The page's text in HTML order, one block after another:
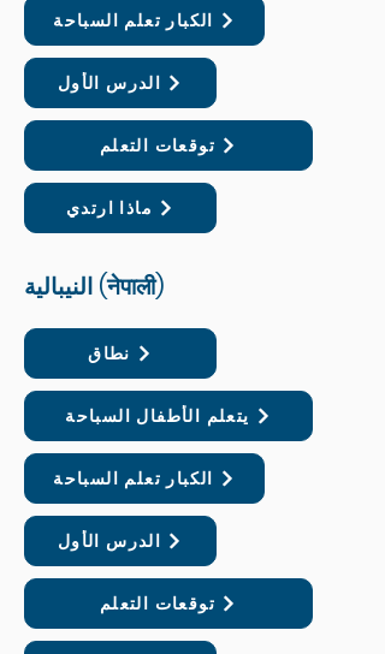
الكبار تعلم السباحة
الدرس الأول
توقعات التعلم
ماذا ارتدي
النيبالية (नेपाली)
نطاق
يتعلم الأطفال السباحة
الكبار تعلم السباحة
الدرس الأول
توقعات التعلم